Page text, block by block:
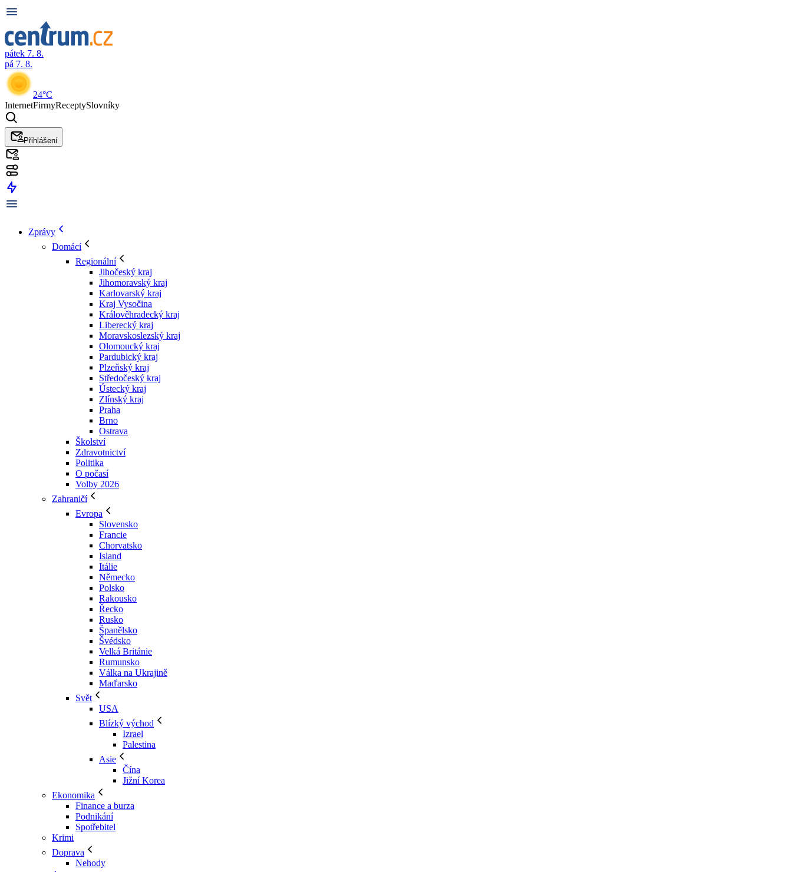
pátek 7. 8.
pá 7. 8.
24°C
InternetFirmyReceptySlovníky
Přihlášení
Zprávy
Domácí
Regionální
Jihočeský kraj
Jihomoravský kraj
Karlovarský kraj
Kraj Vysočina
Králověhradecký kraj
Liberecký kraj
Moravskoslezský kraj
Olomoucký kraj
Pardubický kraj
Plzeňský kraj
Středočeský kraj
Ústecký kraj
Zlínský kraj
Praha
Brno
Ostrava
Školství
Zdravotnictví
Politika
O počasí
Volby 2026
Zahraničí
Evropa
Slovensko
Francie
Chorvatsko
Island
Itálie
Německo
Polsko
Rakousko
Řecko
Rusko
Španělsko
Švédsko
Velká Británie
Rumunsko
Válka na Ukrajině
Maďarsko
Svět
USA
Blízký východ
Izrael
Palestina
Asie
Čína
Jižní Korea
Ekonomika
Finance a burza
Podnikání
Spotřebitel
Krimi
Doprava
Nehody